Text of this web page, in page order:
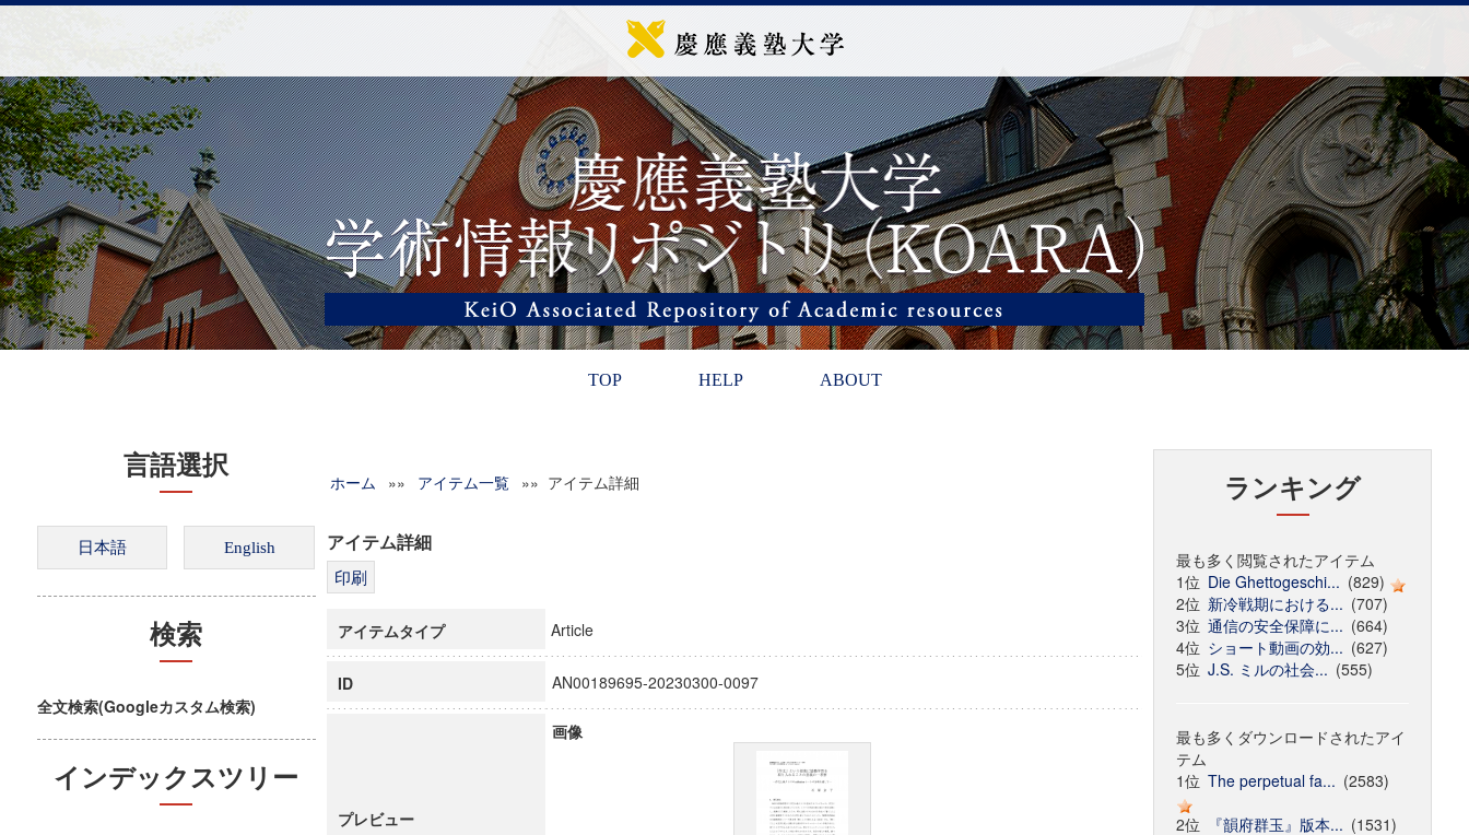
TOP HELP ABOUT
言語選択
検索
全文検索(Googleカスタム検索)
インデックスツリー
ホーム »» アイテム一覧 »» アイテム詳細
アイテム詳細
アイテムタイプ Article
ID AN00189695-20230300-0097
プレビュー
画像
ランキング
最も多く閲覧されたアイテム
1位 Die Ghettogeschi... (829)
2位 新冷戦期における... (707)
3位 通信の安全保障に... (664)
4位 ショート動画の効... (627)
5位 J.S. ミルの社会... (555)
最も多くダウンロードされたアイ
テム
1位 The perpetual fa... (2583)
2位
『韻府群玉』版本... (1531)